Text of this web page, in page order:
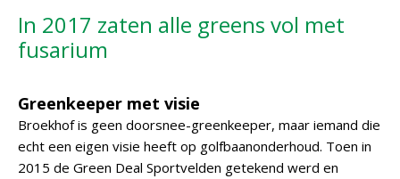
In 2017 zaten alle greens vol met
fusarium
Greenkeeper met visie
Broekhof is geen doorsnee-greenkeeper, maar iemand die
echt een eigen visie heeft op golfbaanonderhoud. Toen in
2015 de Green Deal Sportvelden getekend werd en